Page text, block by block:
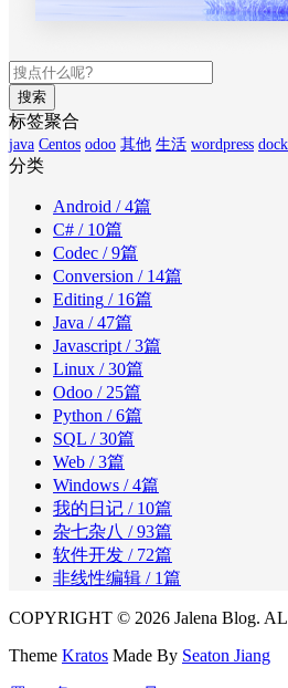
搜索
标签聚合
java Centos odoo 其他 生活 wordpress
分类
Android / 4篇
C# / 10篇
Codec / 9篇
Conversion / 14篇
Editing / 16篇
Java / 47篇
Javascript / 3篇
Linux / 30篇
Odoo / 25篇
Python / 6篇
SQL / 30篇
Web / 3篇
Windows / 4篇
我的日记 / 10篇
杂七杂八 / 93篇
软件开发 / 72篇
非线性编辑 / 1篇
COPYRIGHT © 2026 Jalena Blog.
Theme Kratos Made By Seaton Jiang